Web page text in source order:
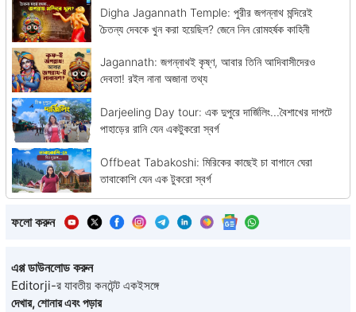
Digha Jagannath Temple: পুরীর জগন্নাথ মন্দিরেই
চৈতন্য দেবকে খুন করা হয়েছিল? জেনে নিন রোমহর্ষক কাহিনী
Jagannath: জগন্নাথই কৃষ্ণ, আবার তিনি আদিবাসীদেরও
দেবতা! রইল নানা অজানা তথ্য
Darjeeling Day tour: এক দুপুরে দার্জিলিং...বৈশাখের দাপটে
পাহাড়ের রানি যেন একটুকরো স্বর্গ
Offbeat Tabakoshi: মিরিকের কাছেই চা বাগানে ঘেরা
তাবাকোশি যেন এক টুকরো স্বর্গ
ফলো করুন
এপ্প ডাউনলোড করুন
Editorji-র যাবতীয় কনটেন্ট একইসঙ্গে
দেখার, শোনার এবং পড়ার